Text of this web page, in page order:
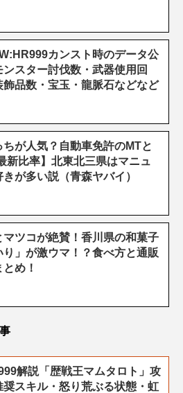
カンスト時のデータ公
ンスター討伐数・武器使用回
飾品数・宝玉・龍脈石などなど
ちが人気？自動車免許のMTと
新比率】北東北三県はマニュ
きが多い説（青森ヤバイ）
マツコが絶賛！香川県の和菓子
り」が激ウマ！？食べ方と通販
め！
解説「歴戦王マムタロト」攻
奨スキル・怒り荒ぶる状態・虹